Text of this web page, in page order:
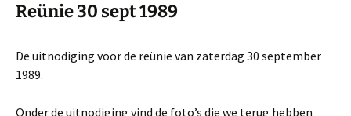
Reünie 30 sept 1989
De uitnodiging voor de reünie van zaterdag 30 september
1989.
Onder de uitnodiging vind de foto’s die we terug hebben